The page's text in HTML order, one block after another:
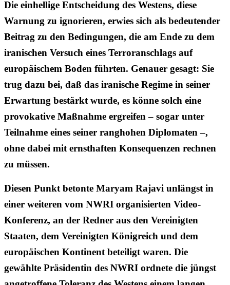
Die einhellige Entscheidung des Westens, diese
Warnung zu ignorieren, erwies sich als bedeutender
Beitrag zu den Bedingungen, die am Ende zu dem
iranischen Versuch eines Terroranschlags auf
europäischem Boden führten. Genauer gesagt: Sie
trug dazu bei, daß das iranische Regime in seiner
Erwartung bestärkt wurde, es könne solch eine
provokative Maßnahme ergreifen – sogar unter
Teilnahme eines seiner ranghohen Diplomaten –,
ohne dabei mit ernsthaften Konsequenzen rechnen
zu müssen.
Diesen Punkt betonte Maryam Rajavi unlängst in
einer weiteren vom NWRI organisierten Video-
Konferenz, an der Redner aus den Vereinigten
Staaten, dem Vereinigten Königreich und dem
europäischen Kontinent beteiligt waren. Die
gewählte Präsidentin des NWRI ordnete die jüngst